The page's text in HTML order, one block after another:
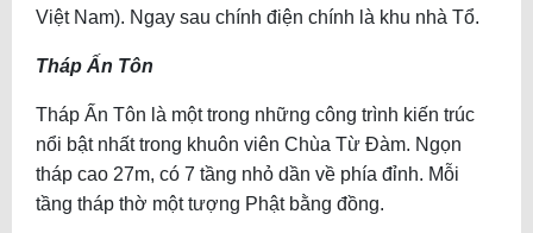
Việt Nam). Ngay sau chính điện chính là khu nhà Tổ.
Tháp Ấn Tôn
Tháp Ấn Tôn là một trong những công trình kiến trúc
nổi bật nhất trong khuôn viên Chùa Từ Đàm. Ngọn
tháp cao 27m, có 7 tầng nhỏ dần về phía đỉnh. Mỗi
tầng tháp thờ một tượng Phật bằng đồng.